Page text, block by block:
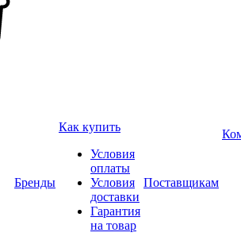
Бренды
Как купить
Условия
оплаты
Условия
доставки
Гарантия
на товар
Поставщикам